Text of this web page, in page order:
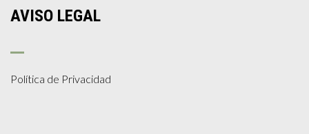
AVISO LEGAL
Política de Privacidad